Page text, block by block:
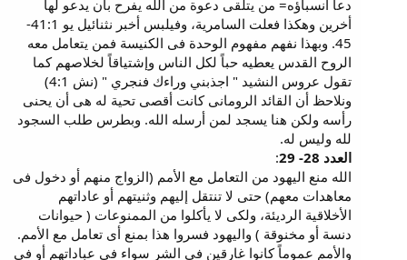
دعا أنسباؤه= من يتلقى دعوة من الله يفرح بأن يدعو لها
أخرين وهكذا فعلت السامرية، وفيلبس أخبر نثنائيل يو 41:1-
45. وبهذا نفهم مفهوم الوحدة فى الكنيسة فمن يتعامل معه
الروح القدس يعطيه حباً لكل الناس وإشتياقاً لخلاصهم كما
تقول عروس النشيد " اجذبني وراءك فنجري " (نش 4:1)
ونلاحظ أن القائد الرومانى كانت أقصى تحية له هى أن يحنى
رأسه ولكن هنا يسجد لمن أرسله الله. وبطرس طلب السجود
لله وليس له.
العدد 28- 29
:
الله منع اليهود من التعامل مع الأمم (الزواج منهم أو دخول فى
معاهدات معهم) حتى لا تنتقل إليهم وثنيتهم أو عاداتهم
الأخلاقية الرديئة، ولكى لا يأكلوا من الممنوعات ( حيوانات
دنسة أو مخنوقة ) واليهود فسروا هذا بمنع أى تعامل مع الأمم.
والأمم عموماً كانوا غارقين فى الشر سواء فى عباداتهم أو فى